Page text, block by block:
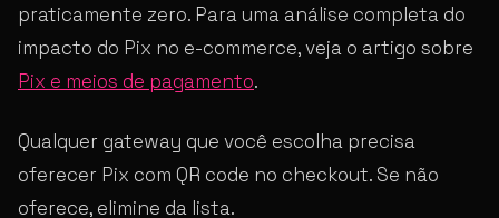
praticamente zero. Para uma análise completa do
impacto do Pix no e-commerce, veja o artigo sobre
Pix e meios de pagamento.
Qualquer gateway que você escolha precisa
oferecer Pix com QR code no checkout. Se não
oferece, elimine da lista.